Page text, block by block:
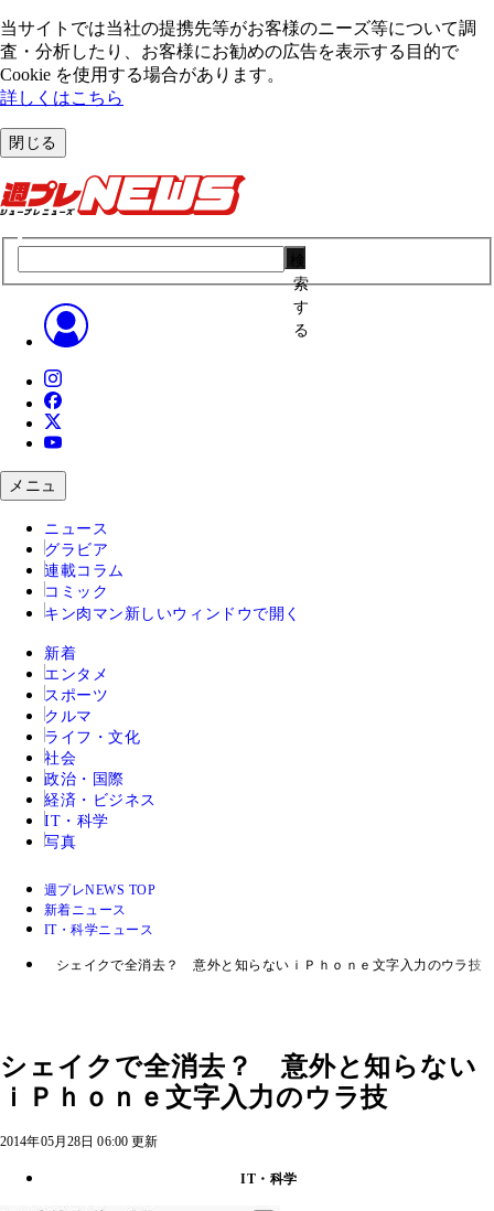
当サイトでは当社の提携先等がお客様のニーズ等について調
査・分析したり、お客様にお勧めの広告を表⽰する⽬的で
Cookie を使⽤する場合があります。
詳しくはこちら
閉じる
索
す
る
メニュ
ニュース
グラビア
連載コラム
コミック
キン肉マン 新しいウィンドウで開く
新着
エンタメ
スポーツ
クルマ
ライフ・文化
社会
政治・国際
経済・ビジネス
IT・科学
写真
週プレNEWS TOP
新着ニュース
IT・科学ニュース
シェイクで全消去？ 意外と知らないｉＰｈｏｎｅ文字入力のウラ技
シェイクで全消去？ 意外と知らない
ｉＰｈｏｎｅ文字入力のウラ技
2014年05月28日 06:00 更新
IT・科学